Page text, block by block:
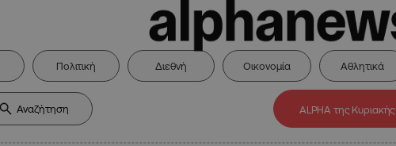
Πολιτική Διεθνή Οικονομία Αθλητικά
ALPHA της Κυριακής